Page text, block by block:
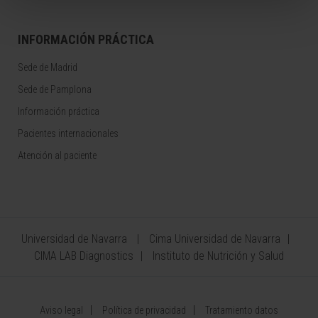
INFORMACIÓN PRÁCTICA
Sede de Madrid
Sede de Pamplona
Información práctica
Pacientes internacionales
Atención al paciente
Universidad de Navarra
Cima Universidad de Navarra
CIMA LAB Diagnostics
Instituto de Nutrición y Salud
Aviso legal Política de privacidad Tratamiento datos